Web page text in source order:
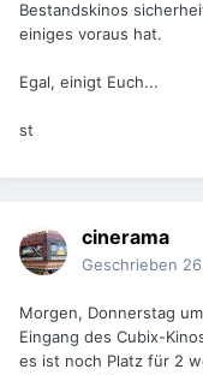
Bestandskinos
einiges voraus hat.
Egal, einigt Euch...
st
cinerama
Geschrieben
Morgen, Donnerstag
Eingang des Cubix-
es ist noch Platz für 2